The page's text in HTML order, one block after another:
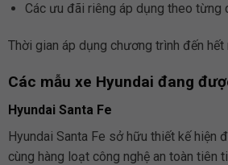
Các ưu đãi riêng áp dụng theo từng
Thời gian áp dụng chương trình đến
Các mẫu xe Hyundai đang
Hyundai Santa Fe
Hyundai Santa Fe sở hữu thiết kế hiện
cùng hàng loạt công nghệ an toàn tiên